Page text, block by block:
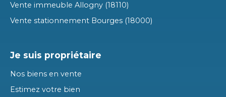
Vente immeuble Allogny (18110)
Vente stationnement Bourges (18000)
Je suis propriétaire
Nos biens en vente
Estimez votre bien